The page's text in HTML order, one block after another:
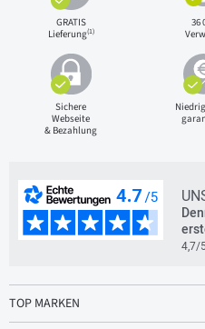
GRATIS
Lieferung(1)
36
Sichere
Webseite
& Bezahlung
4,7/
TOP MARKEN